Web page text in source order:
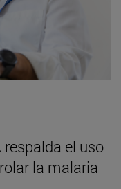
el uso
la malaria